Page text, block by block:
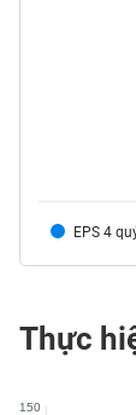
EPS 4
Thực
150
TIÊU
DÙNG
YẾU